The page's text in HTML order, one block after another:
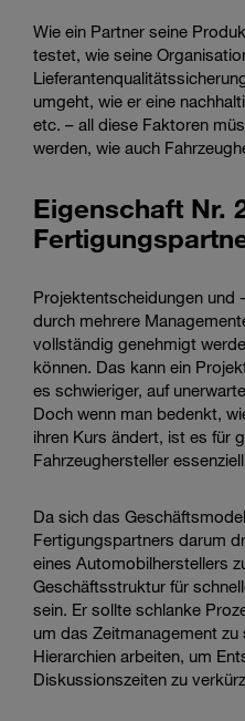
Wie ein Partner seine
testet, wie seine
umgeht, wie er eine
etc. – all diese Faktoren
werden, wie auch
Eigenschaft Nr.
Projektentscheidungen und
durch mehrere
vollständig genehmigt
können. Das kann ein
es schwieriger, auf
Doch wenn man bedenkt,
ihren Kurs ändert, ist es für
Fahrzeughersteller
Da sich das
Fertigungspartners darum
eines Automobilherstellers
Geschäftsstruktur für
sein. Er sollte schlanke
um das Zeitmanagement
Hierarchien arbeiten, um
Diskussionszeiten zu